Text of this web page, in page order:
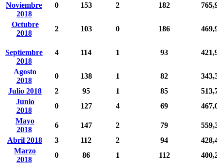
Noviembre
2018
0 153 2 182
Octubre
2018
2 103 0 186
Septiembre
2018
4 114 1 93
Agosto
2018
0 138 1 82
Julio 2018
2 95 1 85
Junio
2018
0 127 4 69
Mayo
2018
6 147 2 79
Abril 2018
3 112 2 94
Marzo
2018
0 86 1 112